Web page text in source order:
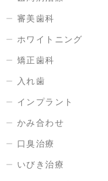
審美歯科
ホワイトニング
矯正歯科
入れ歯
インプラント
かみ合わせ
口臭治療
いびき治療